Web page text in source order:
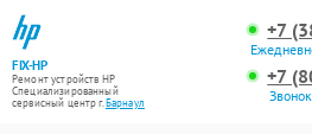
FIX-HP
Ремонт устройств HP
Специализированный
cервисный центр г.Барнаул
+7
+7